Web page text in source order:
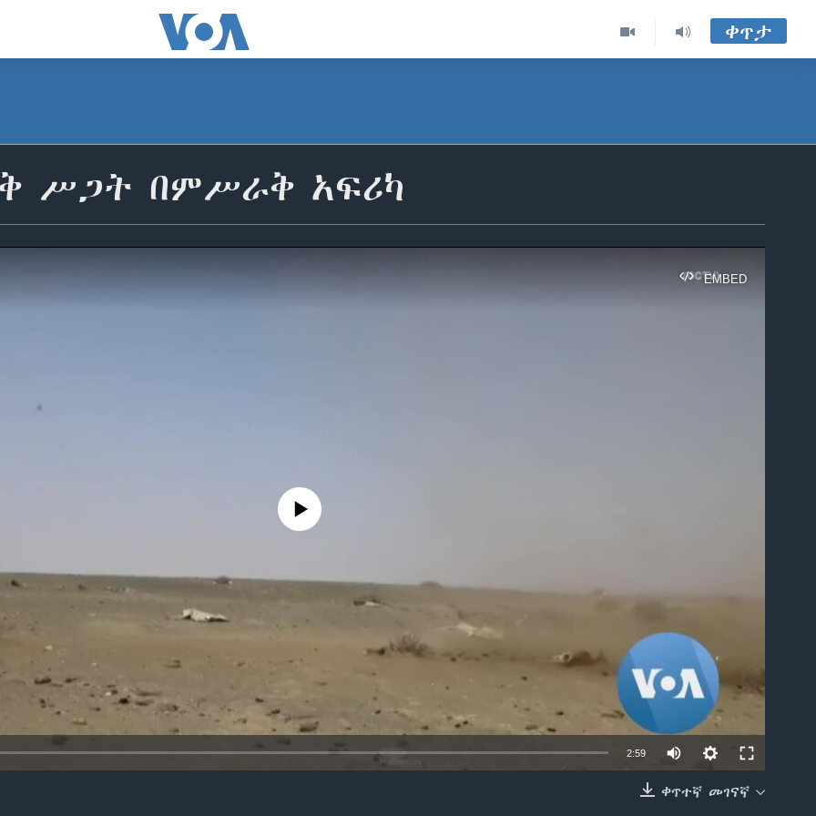
ቀጥታ
ሥጋት በምሥራቅ አፍሪካ
EMBED
EMBED
No media source currently available
2:59
ቀጥተኛ መገናኛ